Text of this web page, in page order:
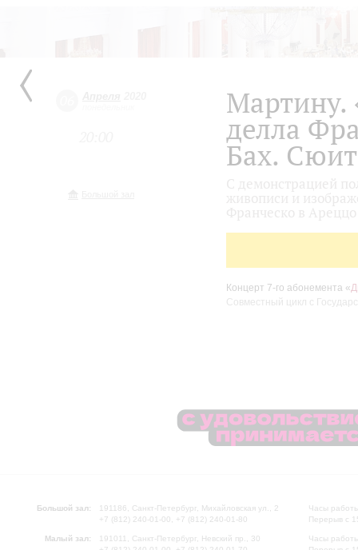
Мартину.
делла
Бах.
Концерт 7-го абонемента «
Совместный цикл с
Большой зал:
191186, Санкт-Петербург, Михайловская ул., 2
+7 (812) 240-01-00, +7 (812) 240-01-80
Малый зал:
191011, Санкт-Петербург, Невский пр., 30
Часы
Перерыв с
Часы